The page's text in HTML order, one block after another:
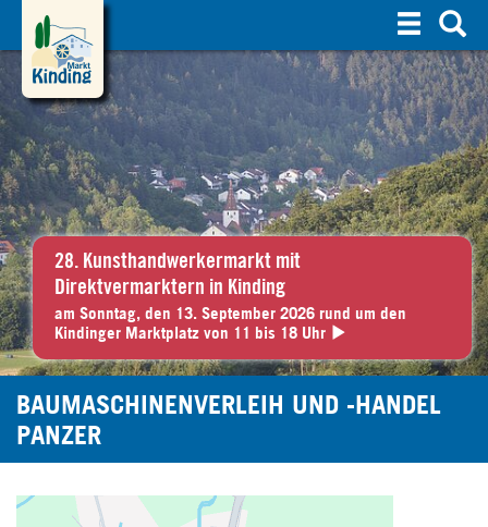
u
c
h
e
28. Kunsthandwerkermarkt mit
Direktvermarktern in Kinding
am Sonntag, den 13. September 2026 rund um den
Kindinger Marktplatz von 11 bis 18 Uhr
BAUMASCHINENVERLEIH UND -HANDEL
PANZER